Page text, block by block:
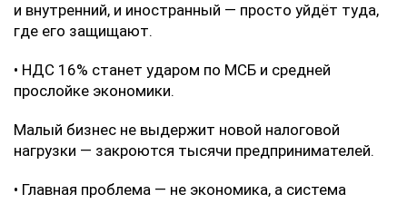
и внутренний, и иностранный — просто уйдёт туда,
где его защищают.
• НДС 16% станет ударом по МСБ и средней
прослойке экономики.
Малый бизнес не выдержит новой налоговой
нагрузки — закроются тысячи предпринимателей.
• Главная проблема — не экономика, а система